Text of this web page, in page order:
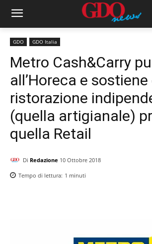
GDO GDO Italia
Metro Cash&Carry
all’Horeca e
ristorazione
(quella artigianale)
quella Retail
Di Redazione 10 Ottobre 2018
Tempo di lettura: 1 minuti